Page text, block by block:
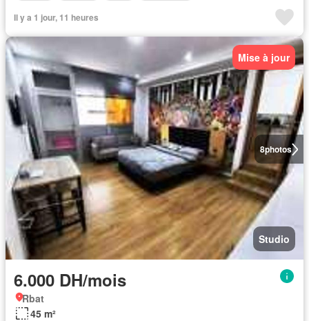
Il y a 1 jour, 11 heures
8photos
Mise à jour
Studio
6.000 DH/mois
Rbat
45 m²